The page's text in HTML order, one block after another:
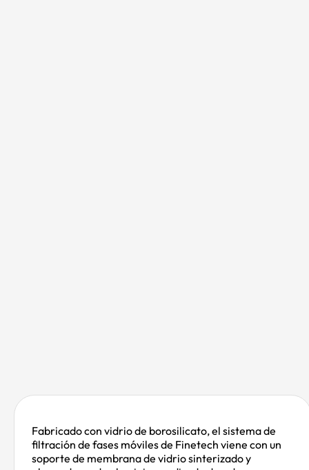
Fabricado con vidrio de borosilicato, el sistema de
filtración de fases móviles de Finetech viene con un
soporte de membrana de vidrio sinterizado y